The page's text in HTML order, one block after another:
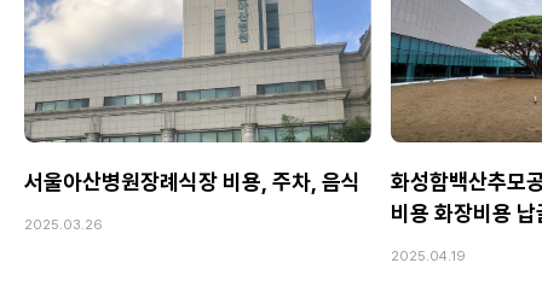
서울아산병원장례식장 비용, 주차, 음식
2025.03.26
화성함백산추모
비용 화장비용
2025.04.19